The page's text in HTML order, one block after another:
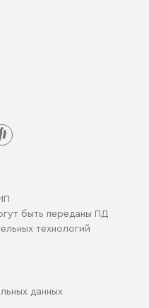
быть переданы ПД
технологий
данных